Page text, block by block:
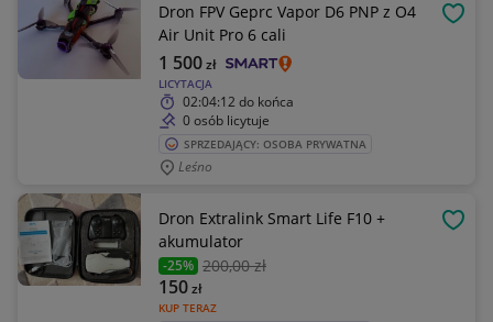
Dron FPV Geprc Vapor D6 PNP z O4
Air Unit Pro 6 cali
LICYTACJA
1 500zł
02:04:12 do końca
0 osób licytuje
SPRZEDAJĄCY: OSOBA PRYWATNA
Leśno
Dron Extralink Smart Life F10 +
akumulator
-25% 200,00 zł
KUP TERAZ
150zł